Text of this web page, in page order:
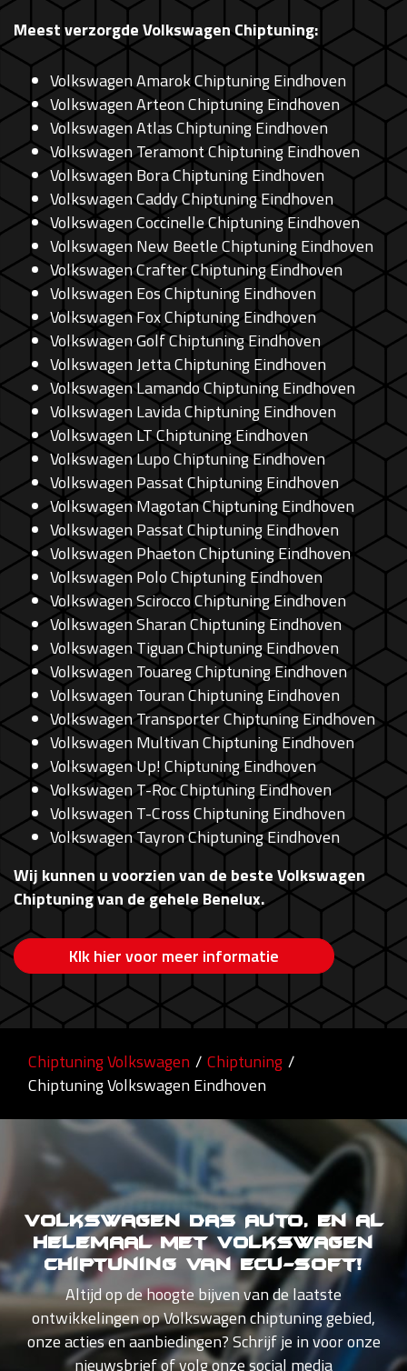
Meest verzorgde Volkswagen Chiptuning:
Volkswagen Amarok Chiptuning Eindhoven
Volkswagen Arteon Chiptuning Eindhoven
Volkswagen Atlas Chiptuning Eindhoven
Volkswagen Teramont Chiptuning Eindhoven
Volkswagen Bora Chiptuning Eindhoven
Volkswagen Caddy Chiptuning Eindhoven
Volkswagen Coccinelle Chiptuning Eindhoven
Volkswagen New Beetle Chiptuning Eindhoven
Volkswagen Crafter Chiptuning Eindhoven
Volkswagen Eos Chiptuning Eindhoven
Volkswagen Fox Chiptuning Eindhoven
Volkswagen Golf Chiptuning Eindhoven
Volkswagen Jetta Chiptuning Eindhoven
Volkswagen Lamando Chiptuning Eindhoven
Volkswagen Lavida Chiptuning Eindhoven
Volkswagen LT Chiptuning Eindhoven
Volkswagen Lupo Chiptuning Eindhoven
Volkswagen Passat Chiptuning Eindhoven
Volkswagen Magotan Chiptuning Eindhoven
Volkswagen Passat Chiptuning Eindhoven
Volkswagen Phaeton Chiptuning Eindhoven
Volkswagen Polo Chiptuning Eindhoven
Volkswagen Scirocco Chiptuning Eindhoven
Volkswagen Sharan Chiptuning Eindhoven
Volkswagen Tiguan Chiptuning Eindhoven
Volkswagen Touareg Chiptuning Eindhoven
Volkswagen Touran Chiptuning Eindhoven
Volkswagen Transporter Chiptuning Eindhoven
Volkswagen Multivan Chiptuning Eindhoven
Volkswagen Up! Chiptuning Eindhoven
Volkswagen T-Roc Chiptuning Eindhoven
Volkswagen T-Cross Chiptuning Eindhoven
Volkswagen Tayron Chiptuning Eindhoven
Wij kunnen u voorzien van de beste Volkswagen
Chiptuning van de gehele Benelux.
Klk hier voor meer informatie
Chiptuning Volkswagen / Chiptuning /
Chiptuning Volkswagen Eindhoven
Volkswagen Das Auto, en al
helemaal met Volkswagen
Chiptuning van Ecu-Soft!
Altijd op de hoogte bijven van de laatste
ontwikkelingen op Volkswagen chiptuning gebied,
onze acties en aanbiedingen? Schrijf je in voor onze
nieuwsbrief of volg onze social media